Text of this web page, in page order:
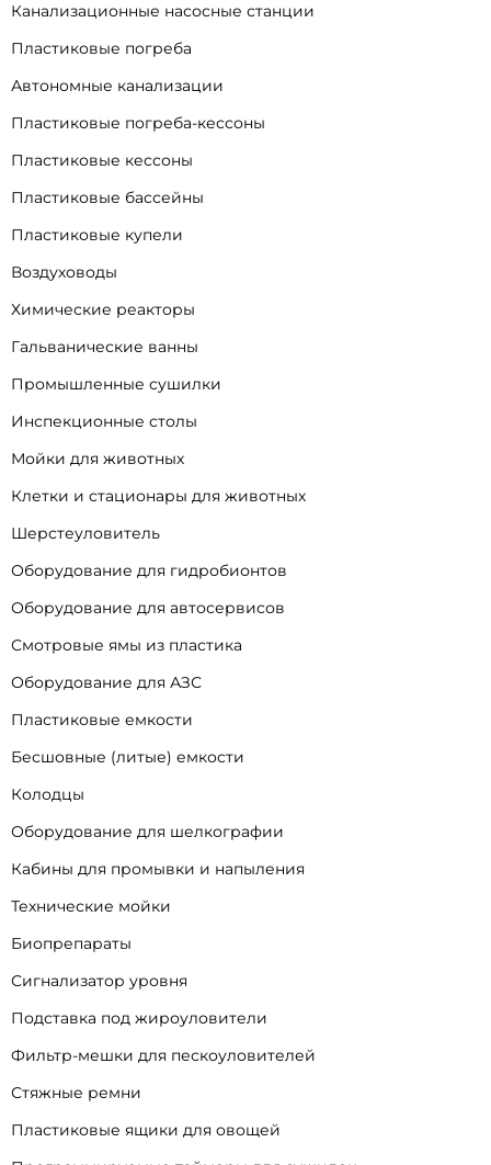
Канализационные насосные станции
Пластиковые погреба
Автономные канализации
Пластиковые погреба-кессоны
Пластиковые кессоны
Пластиковые бассейны
Пластиковые купели
Воздуховоды
Химические реакторы
Гальванические ванны
Промышленные сушилки
Инспекционные столы
Мойки для животных
Клетки и стационары для животных
Шерстеуловитель
Оборудование для гидробионтов
Оборудование для автосервисов
Смотровые ямы из пластика
Оборудование для АЗС
Пластиковые емкости
Бесшовные (литые) емкости
Колодцы
Оборудование для шелкографии
Кабины для промывки и напыления
Технические мойки
Биопрепараты
Сигнализатор уровня
Подставка под жироуловители
Фильтр-мешки для пескоуловителей
Стяжные ремни
Пластиковые ящики для овощей